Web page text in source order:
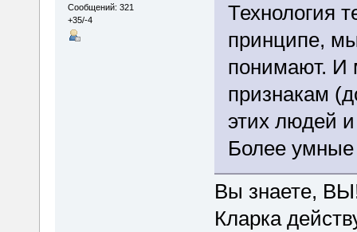
Сообщений: 321
+35/-4
Технология
принципе,
понимают. И
признакам
этих людей
Более
Вы знаете,
Кларка